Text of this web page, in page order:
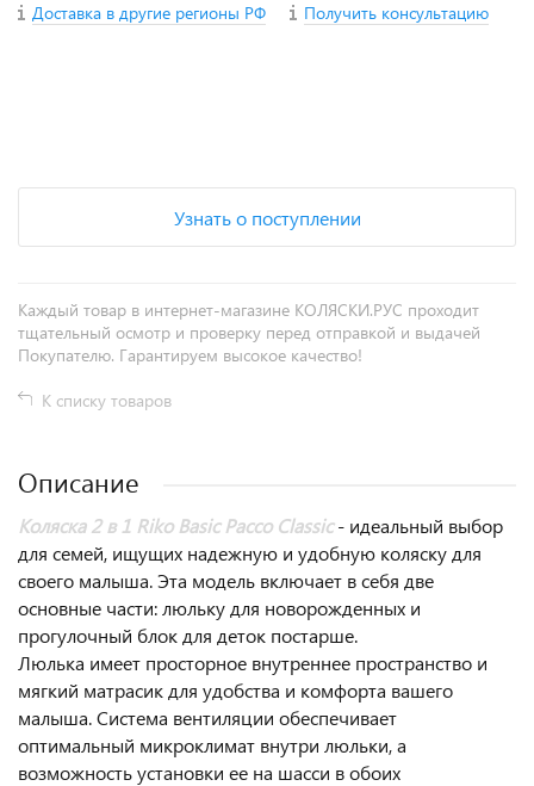
Доставка в другие регионы РФ
Получить консультацию
Узнать о поступлении
Каждый товар в интернет-магазине КОЛЯСКИ.РУС проходит
тщательный осмотр и проверку перед отправкой и выдачей
Покупателю. Гарантируем высокое качество!
К списку товаров
Описание
Коляска 2 в 1 Riko Basic Pacco Classic- идеальный выбор
для семей, ищущих надежную и удобную коляску для
своего малыша. Эта модель включает в себя две
основные части: люльку для новорожденных и
прогулочный блок для деток постарше.
Люлька имеет просторное внутреннее пространство и
мягкий матрасик для удобства и комфорта вашего
малыша. Система вентиляции обеспечивает
оптимальный микроклимат внутри люльки, а
возможность установки ее на шасси в обоих